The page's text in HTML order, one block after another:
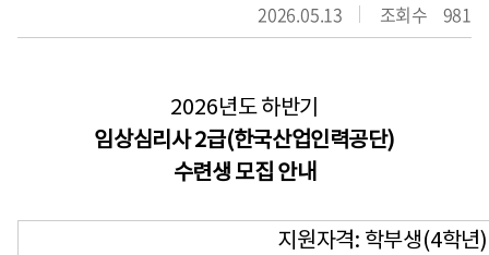
2026.05.13 조회수 981
2026년도 하반기
임상심리사2급(한국산업인력공단)
수련생 모집 안내
지원자격: 학부생(4학년